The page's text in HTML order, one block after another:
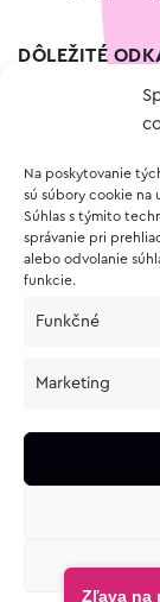
Na poskytovanie
sú súbory cookie na
Súhlas s týmito
správanie pri
alebo odvolanie
funkcie.
Funkčné
Marketing
DÔLEŽITÉ
Vernostný
O NÁKUPE
Vrátenie a
Zľava na